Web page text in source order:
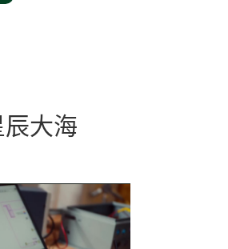
辰大海